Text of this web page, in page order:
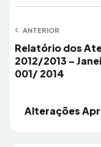
Navegação
de
Post
ANTERIOR
Anterior
Relatório dos
2012/2013 –
001/ 2014
Próximo
Alterações